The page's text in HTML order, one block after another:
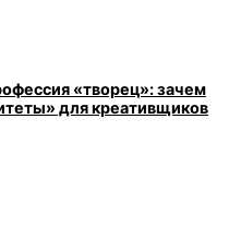
«творец»: зачем
для креативщиков